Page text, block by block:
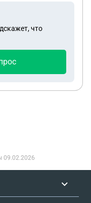
водительскими правами в России ? Спасибо.
что
09.02.2026